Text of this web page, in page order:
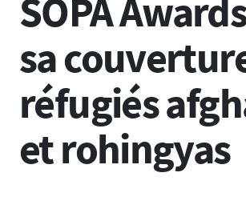
SOPA
sa
réfugiés
et rohingyas